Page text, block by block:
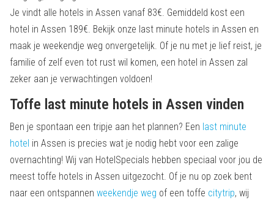
Je vindt alle hotels in Assen vanaf 83€. Gemiddeld kost een
hotel in Assen 189€. Bekijk onze last minute hotels in Assen en
maak je weekendje weg onvergetelijk. Of je nu met je lief reist, je
familie of zelf even tot rust wil komen, een hotel in Assen zal
zeker aan je verwachtingen voldoen!
Toffe last minute hotels in Assen vinden
Ben je spontaan een tripje aan het plannen? Een last minute
hotel in Assen is precies wat je nodig hebt voor een zalige
overnachting! Wij van HotelSpecials hebben speciaal voor jou de
meest toffe hotels in Assen uitgezocht. Of je nu op zoek bent
naar een ontspannen weekendje weg of een toffe citytrip, wij